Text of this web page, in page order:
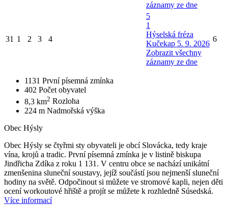
záznamy ze dne
31 1 2 3 4
5
1
Hýselská fréza
Kučekap 5. 9. 2026
Zobrazit všechny
záznamy ze dne
6
1131 První písemná zmínka
402 Počet obyvatel
8,3 km2 Rozloha
224 m Nadmořská výška
Obec Hýsly
Obec Hýsly se čtyřmi sty obyvateli je obcí Slovácka, tedy kraje
vína, krojů a tradic. První písemná zmínka je v listině biskupa
Jindřicha Zdíka z roku 1 131. V centru obce se nachází unikátní
zmenšenina sluneční soustavy, jejíž součástí jsou nejmenší sluneční
hodiny na světě. Odpočinout si můžete ve stromové kapli, nejen děti
ocení workoutové hřiště a projít se můžete k rozhledně Súsedská.
Více informací